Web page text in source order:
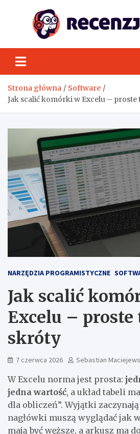
Strona główna
Software
Jak scalić komórki w Excelu –
NARZĘDZIA PROGRAMISTYCZNE
Jak scalić
Excelu –
skróty
7 czerwca 2026 Sebastian
W Excelu norma jest prosta:
jedna wartość, a układ tabeli
dla obliczeń”. Wyjątki
nagłówki muszą wyglądać jak
mają być węższe, a arkusz ma